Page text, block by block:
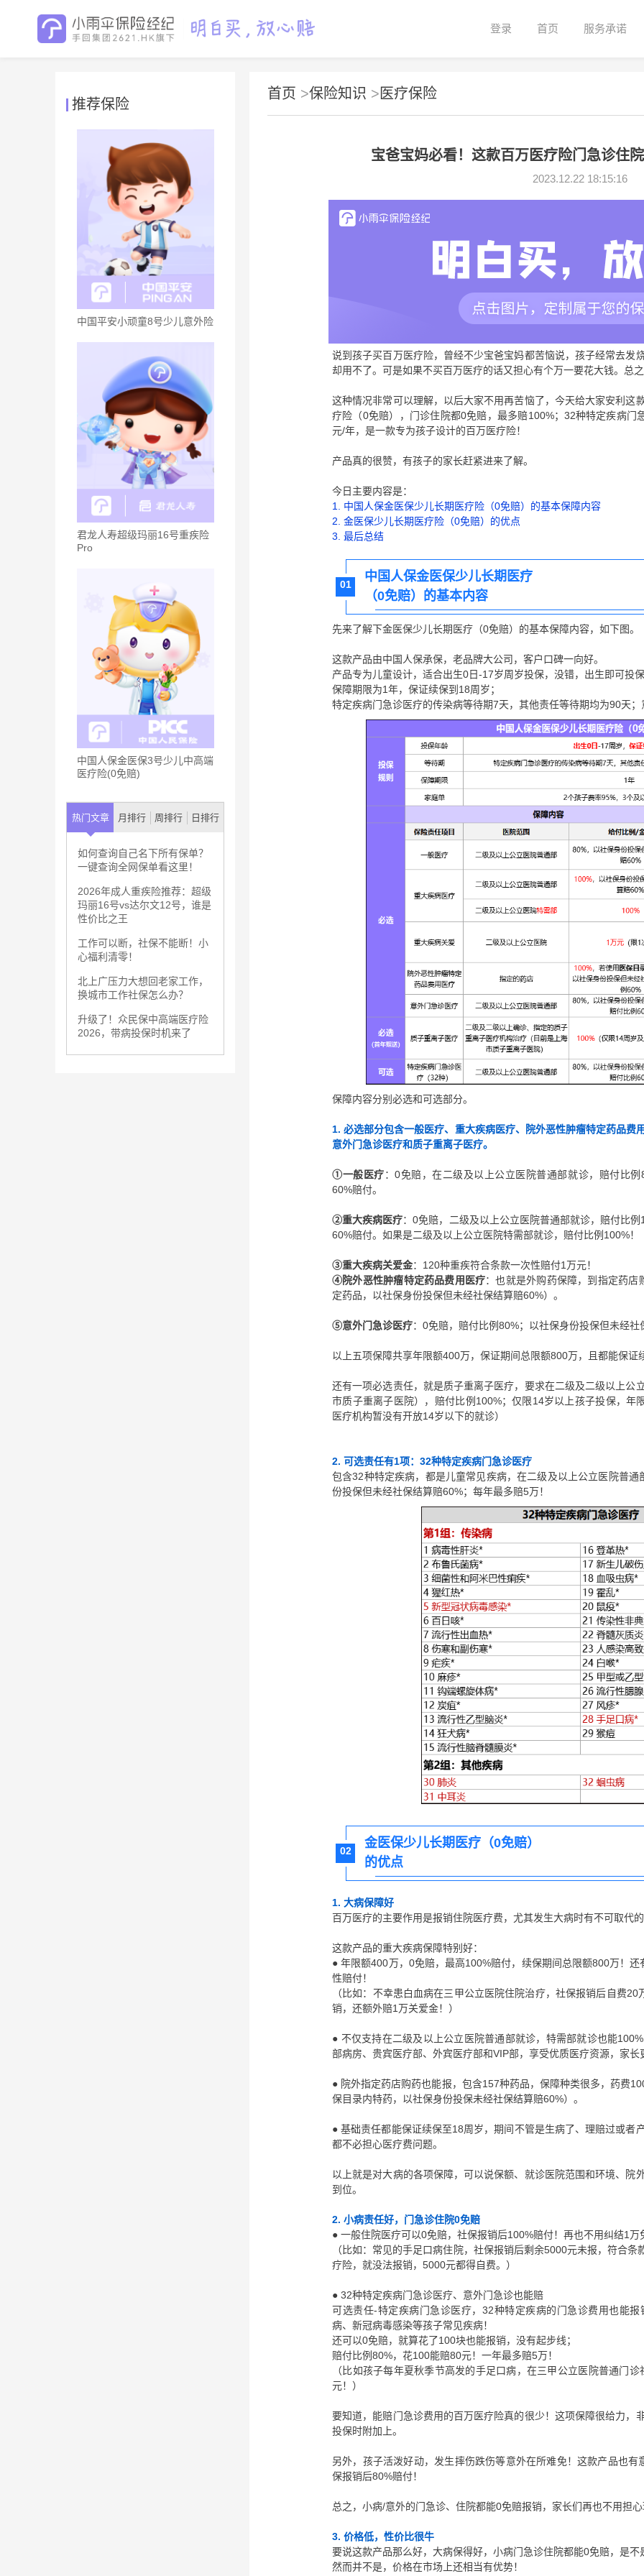
登录 首页 服务承诺
推荐保险
中国平安小顽童8号少儿意外险
君龙人寿超级玛丽16号重疾险
Pro
中国人保金医保3号少儿中高端
医疗险(0免赔)
热门文章 月排行 周排行 日排行
如何查询自己名下所有保单？
一键查询全网保单看这里！
2026年成人重疾险推荐：超级
玛丽16号vs达尔文12号，谁是
性价比之王
工作可以断，社保不能断！小
心福利清零！
北上广压力大想回老家工作，
换城市工作社保怎么办？
升级了！众民保中高端医疗险
2026，带病投保时机来了
首页 >保险知识 > 医疗保险
宝爸宝妈必看！这款百万医疗险门急诊住
2023.12.22 18:15:16
说到孩子买百万医疗险，曾经不少宝爸宝妈都苦恼说，孩子经常去发
却用不了。可是如果不买百万医疗的话又担心有个万一要花大钱。总
这种情况非常可以理解，以后大家不用再苦恼了，今天给大家安利这
疗险（0免赔），门诊住院都0免赔，最多赔100%；32种特定疾病门
元/年，是一款专为孩子设计的百万医疗险！
产品真的很赞，有孩子的家长赶紧进来了解。
今日主要内容是：
1. 中国人保金医保少儿长期医疗险（0免赔）的基本保障内容
2. 金医保少儿长期医疗险（0免赔）的优点
3. 最后总结
01
中国人保金医保少儿长期医疗
（0免赔）的基本内容
先来了解下金医保少儿长期医疗（0免赔）的基本保障内容，如下图。
这款产品由中国人保承保，老品牌大公司，客户口碑一向好。
产品专为儿童设计，适合出生0日-17岁周岁投保，没错，出生即可投
保障期限为1年，保证续保到18周岁；
特定疾病门急诊医疗的传染病等待期7天，其他责任等待期均为90天
保障内容分别必选和可选部分。
1. 必选部分包含一般医疗、重大疾病医疗、院外恶性肿瘤特定药品费
意外门急诊医疗和质子重离子医疗。
①一般医疗：0免赔，在二级及以上公立医院普通部就诊，赔付比
60%赔付。
②重大疾病医疗：0免赔，二级及以上公立医院普通部就诊，赔付比
60%赔付。如果是二级及以上公立医院特需部就诊，赔付比例100%！
③重大疾病关爱金：120种重疾符合条款一次性赔付1万元！
④院外恶性肿瘤特定药品费用医疗：也就是外购药保障，到指定药
定药品，以社保身份投保但未经社保结算赔60%）。
⑤意外门急诊医疗：0免赔，赔付比例80%；以社保身份投保但未经社
以上五项保障共享年限额400万，保证期间总限额800万，且都能保证
还有一项必选责任，就是质子重离子医疗，要求在二级及二级以上公
市质子重离子医院），赔付比例100%；仅限14岁以上孩子投保，年
医疗机构暂没有开放14岁以下的就诊）
2. 可选责任有1项：32种特定疾病门急诊医疗
包含32种特定疾病，都是儿童常见疾病，在二级及以上公立医院普
份投保但未经社保结算赔60%；每年最多赔5万！
02
金医保少儿长期医疗（0免赔）
的优点
1. 大病保障好
百万医疗的主要作用是报销住院医疗费，尤其发生大病时有不可取代
这款产品的重大疾病保障特别好：
● 年限额400万，0免赔，最高100%赔付，续保期间总限额800万！
性赔付！
（比如：不幸患白血病在三甲公立医院住院治疗，社保报销后自费
销，还额外赔1万关爱金！）
● 不仅支持在二级及以上公立医院普通部就诊，特需部就诊也能
部病房、贵宾医疗部、外宾医疗部和VIP部，享受优质医疗资源，家长
● 院外指定药店购药也能报，包含157种药品，保障种类很多，药费
保目录内特药，以社保身份投保未经社保结算赔60%）。
● 基础责任都能保证续保至18周岁，期间不管是生病了、理赔过或者
都不必担心医疗费问题。
以上就是对大病的各项保障，可以说保额、就诊医院范围和环境、院
到位。
2. 小病责任好，门急诊住院0免赔
● 一般住院医疗可以0免赔，社保报销后100%赔付！再也不用纠结1万
（比如：常见的手足口病住院，社保报销后剩余5000元未报，符合
疗险，就没法报销，5000元都得自费。）
● 32种特定疾病门急诊医疗、意外门急诊也能赔
可选责任-特定疾病门急诊医疗，32种特定疾病的门急诊费用也能
病、新冠病毒感染等孩子常见疾病！
还可以0免赔，就算花了100块也能报销，没有起步线；
赔付比例80%，花100能赔80元！一年最多赔5万！
（比如孩子每年夏秋季节高发的手足口病，在三甲公立医院普通门
元！）
要知道，能赔门急诊费用的百万医疗险真的很少！这项保障很给力，
投保时附加上。
另外，孩子活泼好动，发生摔伤跌伤等意外在所难免！这款产品也
保报销后80%赔付！
总之，小病/意外的门急诊、住院都能0免赔报销，家长们再也不用担
3. 价格低，性价比很牛
要说这款产品那么好，大病保得好，小病门急诊住院都能0免赔，是不
然而并不是，价格在市场上还相当有优势！